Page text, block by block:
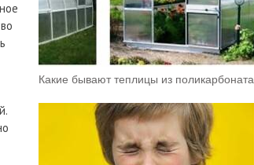
Какие бывают теплицы из поликарбоната